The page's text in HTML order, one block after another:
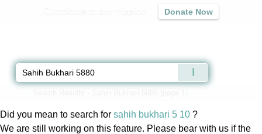
Donate Now
Did you mean to search for sahih bukhari 5 10 ?
We are still working on this feature. Please bear with us if the